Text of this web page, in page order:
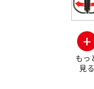
+
もっ
見る